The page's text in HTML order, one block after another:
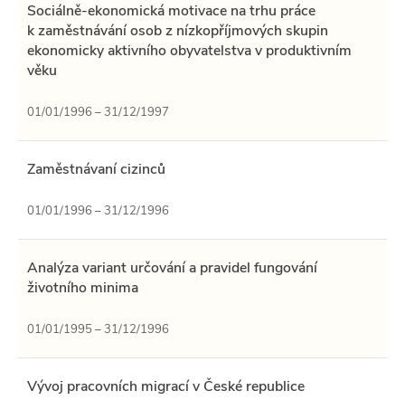
Sociálně-ekonomická motivace na trhu práce
k zaměstnávání osob z nízkopříjmových skupin
ekonomicky aktivního obyvatelstva v produktivním
věku
01/01/1996 – 31/12/1997
Zaměstnávaní cizinců
01/01/1996 – 31/12/1996
Analýza variant určování a pravidel fungování
životního minima
01/01/1995 – 31/12/1996
Vývoj pracovních migrací v České republice